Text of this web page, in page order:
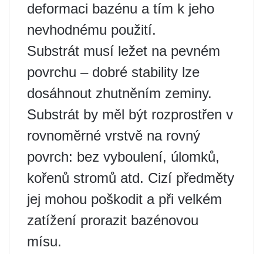
deformaci bazénu a tím k jeho
nevhodnému použití.
Substrát musí ležet na pevném
povrchu – dobré stability lze
dosáhnout zhutněním zeminy.
Substrát by měl být rozprostřen v
rovnoměrné vrstvě na rovný
povrch: bez vyboulení, úlomků,
kořenů stromů atd. Cizí předměty
jej mohou poškodit a při velkém
zatížení prorazit bazénovou
mísu.